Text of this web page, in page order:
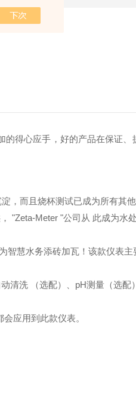
得心应手，好的产品在保证、
，而且烧杯测试已成为所有其
，"Zeta-Meter "公司从 此成为水
智慧水务添砖加瓦！该款仪表主
清洗 （选配）、 pH测量（选配
应用到此款仪表。